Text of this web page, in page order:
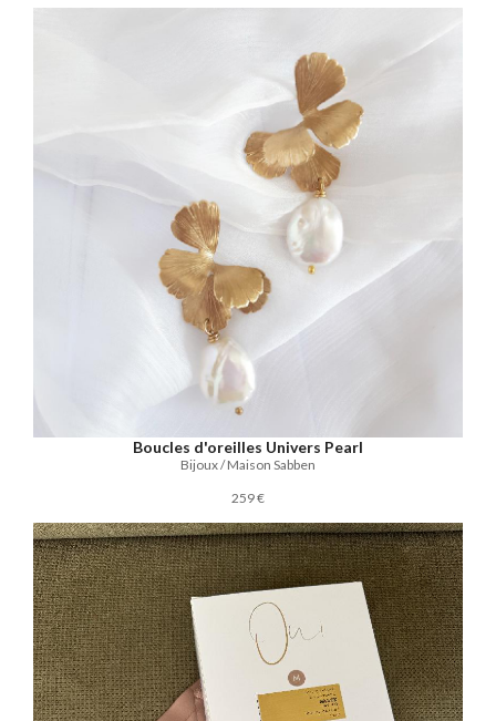
Boucles d'oreilles Univers Pearl
Bijoux / Maison Sabben
259 €